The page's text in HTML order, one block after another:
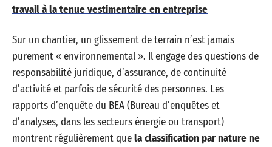
travail à la tenue vestimentaire en entreprise
Sur un chantier, un glissement de terrain n’est jamais
purement « environnemental ». Il engage des questions de
responsabilité juridique, d’assurance, de continuité
d’activité et parfois de sécurité des personnes. Les
rapports d’enquête du BEA (Bureau d’enquêtes et
d’analyses, dans les secteurs énergie ou transport)
montrent régulièrement quela classification par nature ne